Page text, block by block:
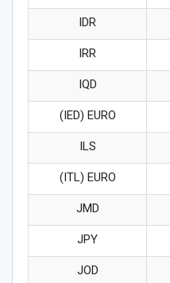
IDR
IRR
IQD
IED) EURO)
ILS
ITL) EURO)
JMD
JPY
JOD